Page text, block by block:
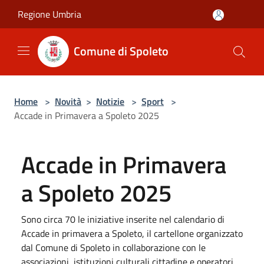
Regione Umbria
Comune di Spoleto
Home > Novità > Notizie > Sport >
Accade in Primavera a Spoleto 2025
Accade in Primavera
a Spoleto 2025
Sono circa 70 le iniziative inserite nel calendario di
Accade in primavera a Spoleto, il cartellone organizzato
dal Comune di Spoleto in collaborazione con le